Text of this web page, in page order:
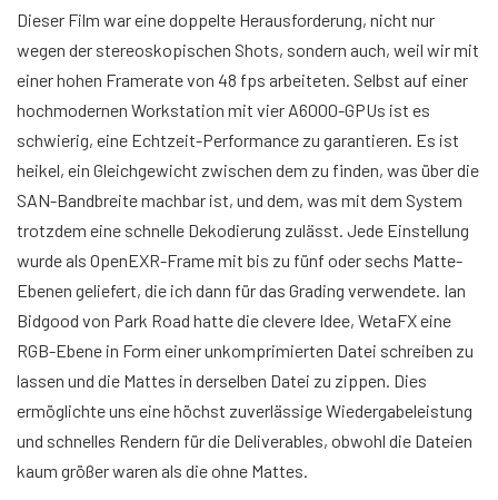
Dieser Film war eine doppelte Herausforderung, nicht nur
wegen der stereoskopischen Shots, sondern auch, weil wir mit
einer hohen Framerate von 48 fps arbeiteten. Selbst auf einer
hochmodernen Workstation mit vier A6000-GPUs ist es
schwierig, eine Echtzeit-Performance zu garantieren. Es ist
heikel, ein Gleichgewicht zwischen dem zu finden, was über die
SAN-Bandbreite machbar ist, und dem, was mit dem System
trotzdem eine schnelle Dekodierung zulässt. Jede Einstellung
wurde als OpenEXR-Frame mit bis zu fünf oder sechs Matte-
Ebenen geliefert, die ich dann für das Grading verwendete. Ian
Bidgood von Park Road hatte die clevere Idee, WetaFX eine
RGB-Ebene in Form einer unkomprimierten Datei schreiben zu
lassen und die Mattes in derselben Datei zu zippen. Dies
ermöglichte uns eine höchst zuverlässige Wiedergabeleistung
und schnelles Rendern für die Deliverables, obwohl die Dateien
kaum größer waren als die ohne Mattes.